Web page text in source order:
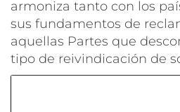
armoniza tanto con los
sus fundamentos de
aquellas Partes que
tipo de reivindicación de